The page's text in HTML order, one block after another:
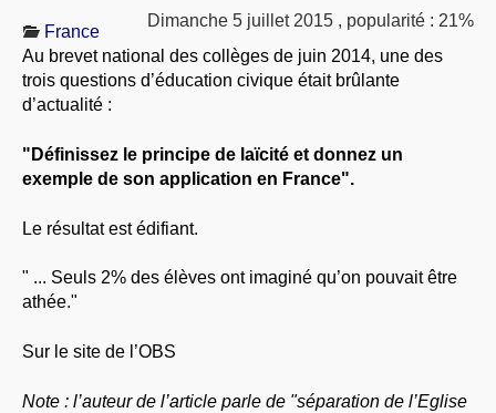
LIBRES OPINIONS
* [ connexion Adhérents ] .
Dimanche 5 juillet 2015 , popularité : 21%
France
Au brevet national des collèges de juin 2014, une des
trois questions d’éducation civique était brûlante
d’actualité :
"Définissez le principe de laïcité et donnez un
exemple de son application en France".
Le résultat est édifiant.
" ... Seuls 2% des élèves ont imaginé qu’on pouvait être
athée."
Sur le site de l’OBS
Note : l’auteur de l’article parle de "séparation de l’Eglise